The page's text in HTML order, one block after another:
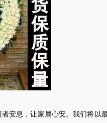
安息，让家属心安。我们将以